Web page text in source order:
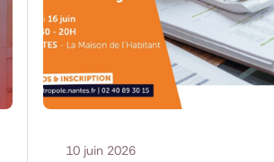
10 juin 2026